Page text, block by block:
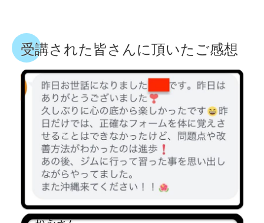
受講された皆さんに頂いたご感想